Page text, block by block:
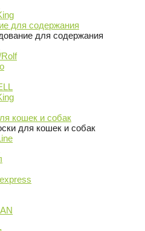
для содержания
для содержания
кошек и собак
для кошек и собак